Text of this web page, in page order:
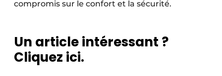
compromis sur le confort et la sécurité.
Un article intéressant ?
Cliquez ici.